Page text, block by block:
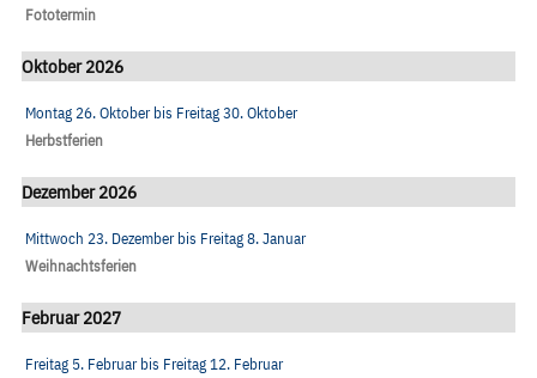
Fototermin
Oktober 2026
Montag 26. Oktoberbis Freitag 30. Oktober
Herbstferien
Dezember 2026
Mittwoch 23. Dezemberbis Freitag 8. Januar
Weihnachtsferien
Februar 2027
Freitag 5. Februarbis Freitag 12. Februar